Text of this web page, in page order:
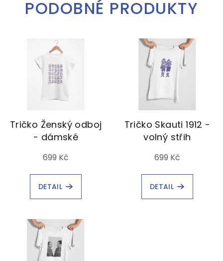
PODOBNÉ PRODUKTY
Tričko Ženský odboj
- dámské
699 Kč
DETAIL
Tričko Skauti 1912 -
volný střih
699 Kč
DETAIL